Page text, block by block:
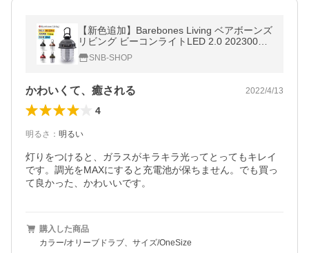
【新色追加】Barebones Living ベアボーンズ
リビング ビーコンライトLED 2.0 20230005
【国内正規品/ライト/ランタン/LED/アウトド
ア/キャンプ】
SNB-SHOP
かわいくて、癒される 2022/4/13
4
明るさ ： 明るい
灯りをつけると、ガラスがキラキラ光ってとってもキレイ
です。調光をMAXにすると充電池が保ちません。でも買っ
て良かった、かわいいです。
購入した商品
カラー/オリーブドラブ、サイズ/OneSize